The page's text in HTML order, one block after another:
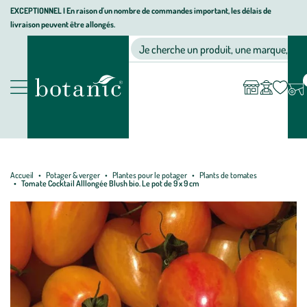
Aller
Aller
au
Aller
au
page
EXCEPTIONNEL I En raison d'un nombre de commandes important, les délais de
livraison peuvent être allongés.
Nos produits
Jardinerie écologique, animalerie, décoration, alimentation bio
Je cherche un produit, une marque, un
compte
Accueil Potager & verger Plantes pour le potager
Plants de tomates
Tomate Cocktail Alllongée Blush bio. Le pot de 9 x 9 cm